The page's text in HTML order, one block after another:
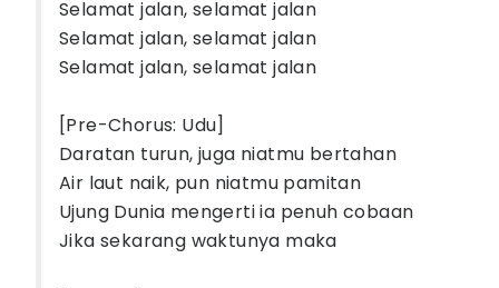
Selamat jalan, selamat jalan
Selamat jalan, selamat jalan
Selamat jalan, selamat jalan
[Pre-Chorus: Udu]
Daratan turun, juga niatmu bertahan
Air laut naik, pun niatmu pamitan
Ujung Dunia mengerti ia penuh cobaan
Jika sekarang waktunya maka